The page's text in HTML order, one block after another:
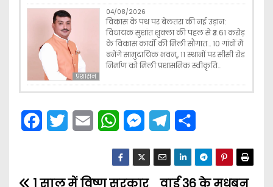
प्रशासन
04/08/2026
विकास के पथ पर बेलतरा की नई उड़ान:
विधायक सुशांत शुक्ला की पहल से ₹3.61 करोड़
के विकास कार्यों की मिली सौगात… 10 गांवों में
बनेंगे सामुदायिक भवन,, 11 स्थानों पर सीसी रोड
निर्माण को मिली प्रशासनिक स्वीकृति…
e
t
i
W
a
t
M
s
s
l
e
a
r
वार्ड 36 के मधुबन
1 साल में विष्णु सरकार